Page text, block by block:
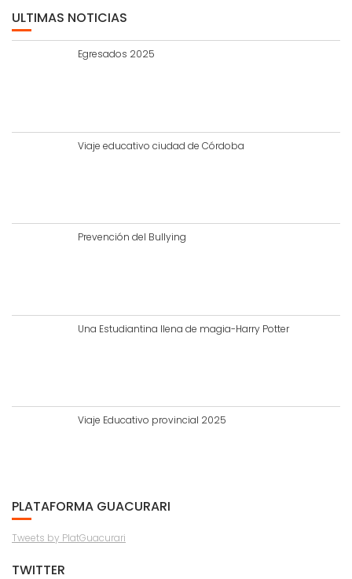
ULTIMAS NOTICIAS
Egresados 2025
Viaje educativo ciudad de Córdoba
Prevención del Bullying
Una Estudiantina llena de magia-Harry Potter
Viaje Educativo provincial 2025
PLATAFORMA GUACURARI
Tweets by PlatGuacurari
TWITTER